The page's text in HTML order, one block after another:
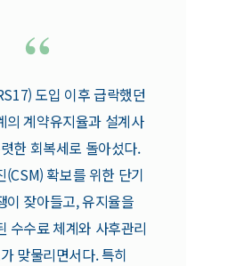
“
도입 이후 급락했던
의 계약유지율과 설계사
한 회복세로 돌아섰다.
(CSM) 확보를 위한 단기
이 잦아들고, 유지율을
수수료 체계와 사후관리
맞물리면서다. 특히